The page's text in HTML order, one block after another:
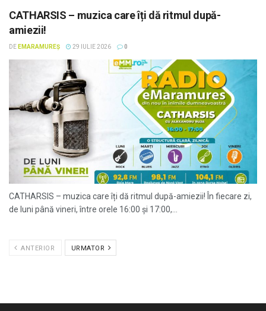
CATHARSIS – muzica care îți dă ritmul după-
amiezii!
DE EMARAMUREȘ 29 IULIE 2026 0
CATHARSIS – muzica care îți dă ritmul după-amiezii! În fiecare zi,
de luni până vineri, între orele 16:00 și 17:00,...
ANTERIOR URMATOR